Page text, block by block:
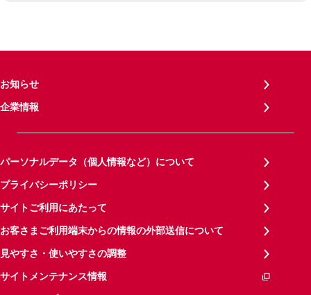
お知らせ
企業情報
パーソナルデータ（個人情報など）について
プライバシーポリシー
サイトご利用にあたって
お客さまご利用端末からの情報の外部送信について
見やすさ・使いやすさの調整
サイトメンテナンス情報